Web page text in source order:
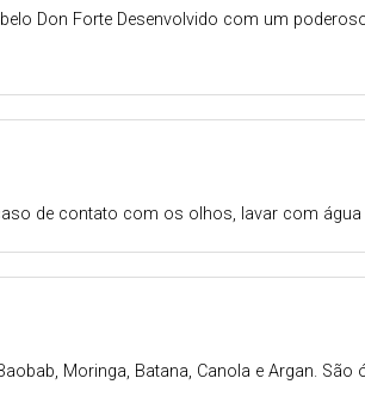
Moringa, Batana, Canola e Argan.
de contato com os olhos, lavar com
Don Forte Desenvolvido com um